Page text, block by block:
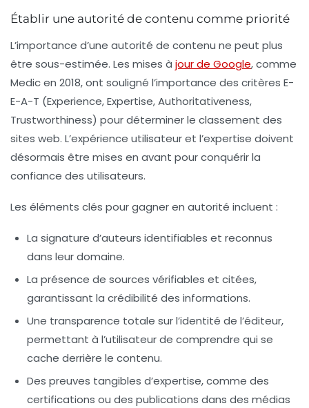
Établir une autorité de contenu comme priorité
L’importance d’une autorité de contenu ne peut plus
être sous-estimée. Les mises à jour de Google, comme
Medic en 2018, ont souligné l’importance des critères E-
E-A-T (Experience, Expertise, Authoritativeness,
Trustworthiness) pour déterminer le classement des
sites web. L’expérience utilisateur et l’expertise doivent
désormais être mises en avant pour conquérir la
confiance des utilisateurs.
Les éléments clés pour gagner en autorité incluent :
La signature d’auteurs identifiables et reconnus
dans leur domaine.
La présence de sources vérifiables et citées,
garantissant la crédibilité des informations.
Une transparence totale sur l’identité de l’éditeur,
permettant à l’utilisateur de comprendre qui se
cache derrière le contenu.
Des preuves tangibles d’expertise, comme des
certifications ou des publications dans des médias